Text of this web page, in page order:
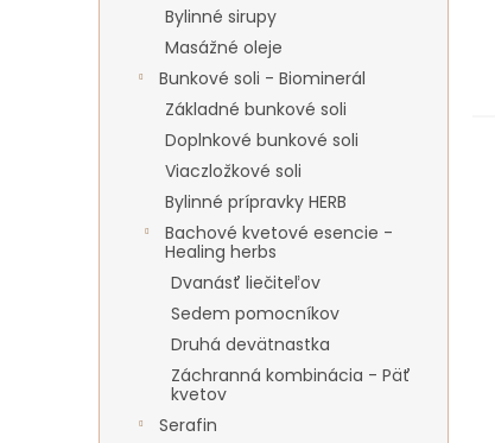
Bylinné sirupy
Masážné oleje
Bunkové soli - Biominerál
Základné bunkové soli
Doplnkové bunkové soli
Viaczložkové soli
Bylinné prípravky HERB
Bachové kvetové esencie -
Healing herbs
Dvanásť liečiteľov
Sedem pomocníkov
Druhá devätnastka
Záchranná kombinácia - Päť
kvetov
Serafin